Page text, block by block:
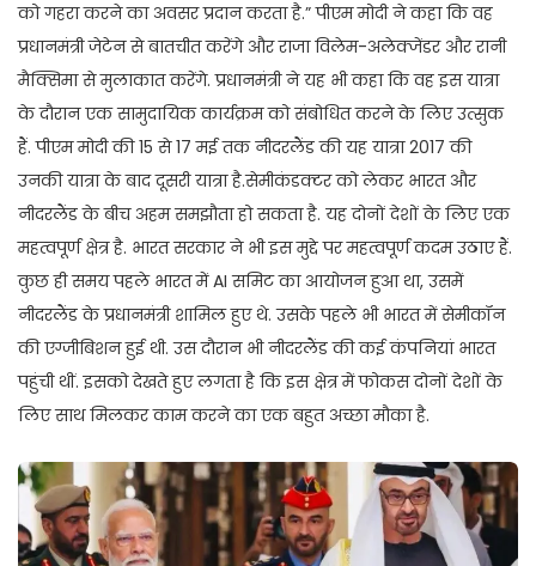
को गहरा करने का अवसर प्रदान करता है.” पीएम मोदी ने कहा कि वह
प्रधानमंत्री जेटेन से बातचीत करेंगे और राजा विलेम-अलेक्जेंडर और रानी
मैक्सिमा से मुलाकात करेंगे. प्रधानमंत्री ने यह भी कहा कि वह इस यात्रा
के दौरान एक सामुदायिक कार्यक्रम को संबोधित करने के लिए उत्सुक
हैं. पीएम मोदी की 15 से 17 मई तक नीदरलैंड की यह यात्रा 2017 की
उनकी यात्रा के बाद दूसरी यात्रा है.सेमीकंडक्‍टर को लेकर भारत और
नीदरलैंड के बीच अहम समझौता हो सकता है. यह दोनों देशों के ल‍िए एक
महत्‍वपूर्ण क्षेत्र है. भारत सरकार ने भी इस मुद्दे पर महत्‍वपूर्ण कदम उठाए हैं.
कुछ ही समय पहले भारत में AI सम‍िट का आयोजन हुआ था, उसमें
नीदरलैंड के प्रधानमंत्री शाम‍िल हुए थे. उसके पहले भी भारत में सेमीकॉन
की एग्‍जीबिशन हुई थी. उस दौरान भी नीदरलैंड की कई कंपन‍ियां भारत
पहुंची थीं. इसको देखते हुए लगता है कि इस क्षेत्र में फोकस दोनों देशों के
ल‍िए साथ म‍िलकर काम करने का एक बहुत अच्‍छा मौका है.